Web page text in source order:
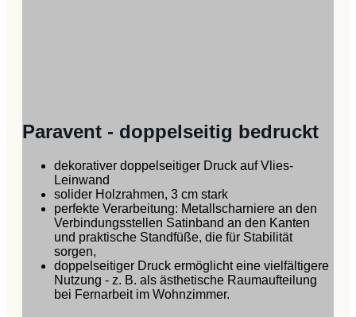
Paravent - doppelseitig bedruckt
dekorativer doppelseitiger Druck auf Vlies-
Leinwand
solider Holzrahmen, 3 cm stark
perfekte Verarbeitung: Metallscharniere an den
Verbindungsstellen Satinband an den Kanten
und praktische Standfüße, die für Stabilität
sorgen,
doppelseitiger Druck ermöglicht eine vielfältigere
Nutzung - z. B. als ästhetische Raumaufteilung
bei Fernarbeit im Wohnzimmer.